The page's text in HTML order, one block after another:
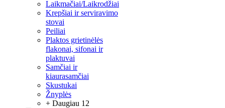
Laikmačiai/Laikrodžiai
Krepšiai ir serviravimo
stovai
Peiliai
Plaktos grietinėlės
flakonai, sifonai ir
plaktuvai
Samčiai ir
kiaurasamčiai
Skustukai
Žnyplės
+ Daugiau 12